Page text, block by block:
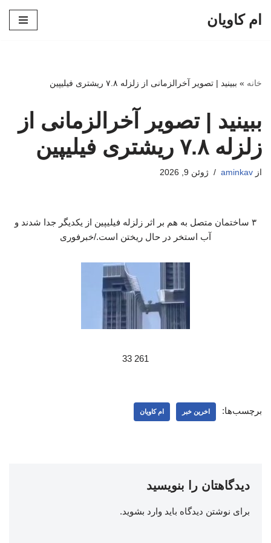
ام کاویان
خانه » ببینید | تصویر آخرالزمانی از زلزله ۷.۸ ریشتری‌ فیلیپین
ببینید | تصویر آخرالزمانی از
زلزله ۷.۸ ریشتری‌ فیلیپین
از aminkav ژوئن 9, 2026
۳ ساختمان متصل به هم بر اثر زلزله فیلیپین از یکدیگر جدا شدند و
آب استخر در حال ریختن است./خبرفوری
261 33
برچسب‌ها: اخرین خبر ام کاویان
دیدگاهتان را بنویسید
برای نوشتن دیدگاه باید وارد بشوید.